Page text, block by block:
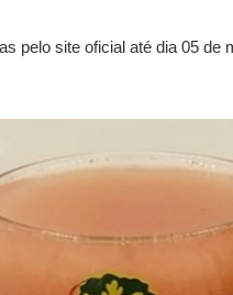
pelo site oficial até dia 05 de